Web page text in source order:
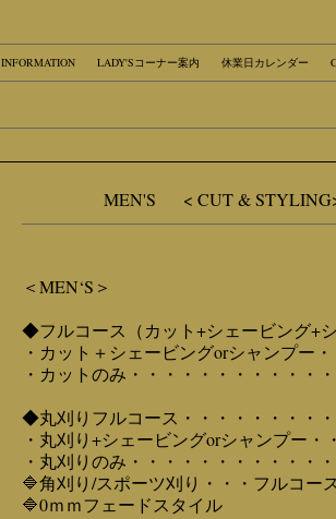
INFORMATION LADY'Sコーナー案内 休業日カレンダー
MEN'S < CUT &
＜MEN‘S＞
◆フルコース（カット+シェービング+
・カット＋シェービングorシャンプー
・カットのみ・・・・・・・・・・・
◆丸刈りフルコース・・・・・・・・
・丸刈り+シェービングorシャンプー・
・丸刈りのみ・・・・・・・・・・・
​🔷角刈り​/スポーツ刈り・・・フルコー
🔷0ｍｍフェードスタイル